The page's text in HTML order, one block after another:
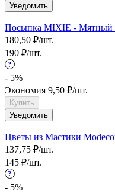
Уведомить
Посыпка MIXIE - Мятный
180,50 ₽/шт.
190 ₽/шт.
?
- 5%
Экономия 9,50 ₽/шт.
Купить
Уведомить
Цветы из Мастики
137,75 ₽/шт.
145 ₽/шт.
?
- 5%